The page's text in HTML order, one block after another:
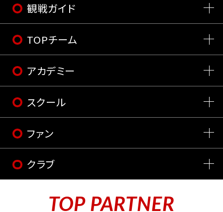
観戦ガイド
TOPチーム
アカデミー
スクール
ファン
クラブ
TOP PARTNER